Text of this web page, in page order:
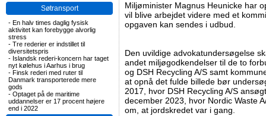
Søtransport
- En halv times daglig fysisk
aktivitet kan forebygge alvorlig
stress
- Tre rederier er indstillet til
diversitetspris
- Islandsk rederi-koncern har taget
nyt kølehus i Aarhus i brug
- Finsk rederi med ruter til
Danmark transporterede mere
gods
- Optaget på de maritime
uddannelser er 17 procent højere
end i 2022
Miljøminister Magnus Heunicke har
vil blive arbejdet videre med et
opgaven kan sendes i udbud.
Den uvildige advokatundersøgelse
andet miljøgodkendelser til de to
og DSH Recycling A/S samt
at opnå det fulde billede bør
2017, hvor DSH Recycling A/S
december 2023, hvor Nordic Waste
om, at jordskredet var i gang.